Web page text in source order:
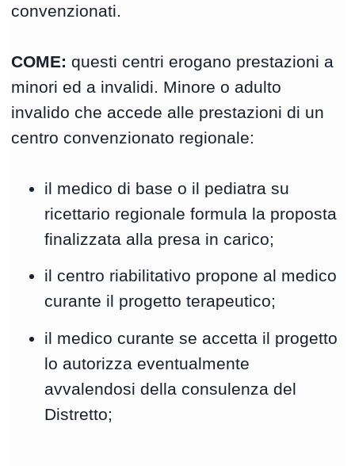
convenzionati.
COME:questi centri erogano prestazioni a
minori ed a invalidi. Minore o adulto
invalido che accede alle prestazioni di un
centro convenzionato regionale:
il medico di base o il pediatra su
ricettario regionale formula la proposta
finalizzata alla presa in carico;
il centro riabilitativo propone al medico
curante il progetto terapeutico;
il medico curante se accetta il progetto
lo autorizza eventualmente
avvalendosi della consulenza del
Distretto;